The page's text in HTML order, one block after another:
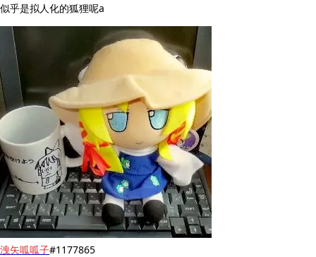
似乎是拟人化的狐狸呢a
洩矢呱呱子#1177865